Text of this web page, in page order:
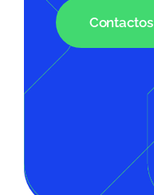
Contactos